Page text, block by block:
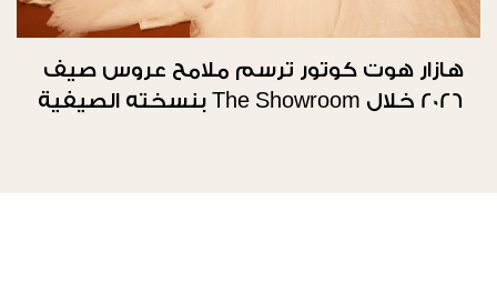
هازار هوت كوتور ترسم ملامح عروس صيف
2026 خلال The Showroom بنسخته الصيفية